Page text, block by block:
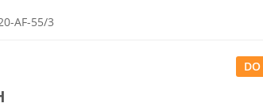
AF-55/3